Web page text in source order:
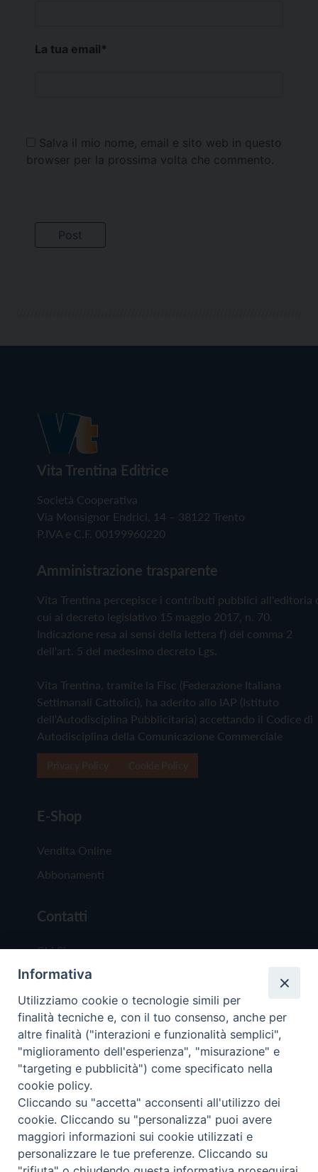
La tua email*
Salva il mio nome, email e sito web in questo
browser per la prossima volta che commento.
Vita Trentina Editrice
Società Cooperativa
Via Monsignor Endrici, 14 – 38122 Trento
P.IVA e C.F. 00199960220
Amministrazione trasparente
Vita Trentina percepisce i contributi pubblici all'editoria
cui al decreto legislativo 15 maggio 2017, n. 70.
Indicazione resa ai sensi della lettera f) del comma 2
dell'art. 5 del medesimo decreto Lgs.
Vita Trentina, tramite la Fisc (Federazione Italiana
Settimanali Cattolici), ha aderito allo IAP (Istituto
dell'Autodisciplina Pubblicitaria) accettando il Codice di
Autodisciplina della Comunicazione Commerciale
E-Shop
Vendita Online
Abbonamenti
Contatti
Chi Siamo
Redazione
Scrivici
Copyright © 2019 - Tutti i diritti riservati - Vita
Trentina Editrice
Privacy Policy
Torna
Informativa
Utilizziamo cookie o tecnologie simili per
finalità tecniche e, con il tuo consenso, anche per
altre finalità ("interazioni e funzionalità semplici",
"miglioramento dell'esperienza", "misurazione" e
"targeting e pubblicità") come specificato nella
cookie policy.
Cliccando su "accetta" acconsenti all'utilizzo dei
cookie. Cliccando su "personalizza" puoi avere
maggiori informazioni sui cookie utilizzati e
personalizzare le tue preferenze. Cliccando su